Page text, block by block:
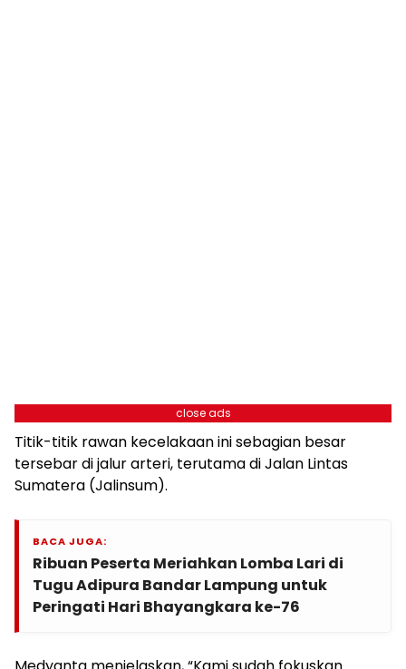
close ads
Titik-titik rawan kecelakaan ini sebagian besar
tersebar di jalur arteri, terutama di Jalan Lintas
Sumatera (Jalinsum).
BACA JUGA:
Ribuan Peserta Meriahkan Lomba Lari di
Tugu Adipura Bandar Lampung untuk
Peringati Hari Bhayangkara ke-76